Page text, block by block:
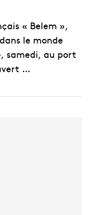
« Belem »,
le monde
samedi, au port
…